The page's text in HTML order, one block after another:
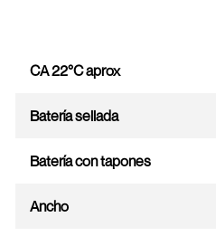
CA 22°C aprox
Batería sellada
Batería con tapones
Ancho